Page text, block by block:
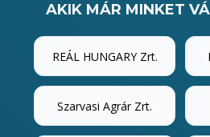
AKIK MÁR MINKET
REÁL HUNGARY Zrt.
Szarvasi Agrár Zrt.